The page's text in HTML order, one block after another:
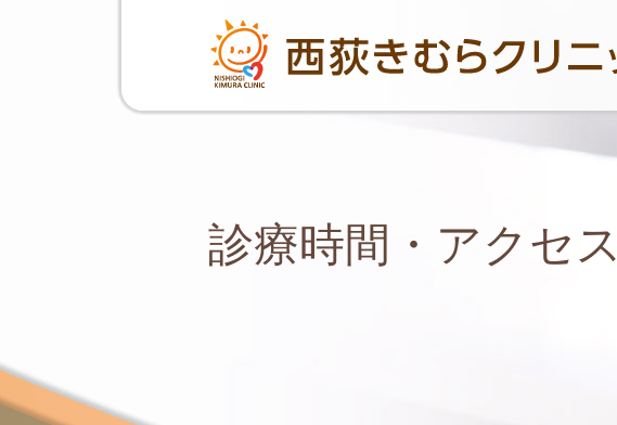
診療時間・アクセス